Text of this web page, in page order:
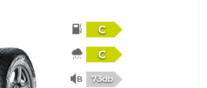
C
C
73db